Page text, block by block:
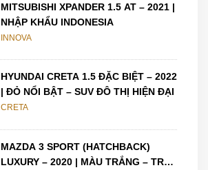
MITSUBISHI XPANDER 1.5 AT – 2021 |
NHẬP KHẨU INDONESIA
INNOVA
HYUNDAI CRETA 1.5 ĐẶC BIỆT – 2022
| ĐỎ NỔI BẬT – SUV ĐÔ THỊ HIỆN ĐẠI
CRETA
MAZDA 3 SPORT (HATCHBACK)
LUXURY – 2020 | MÀU TRẮNG – TRẺ